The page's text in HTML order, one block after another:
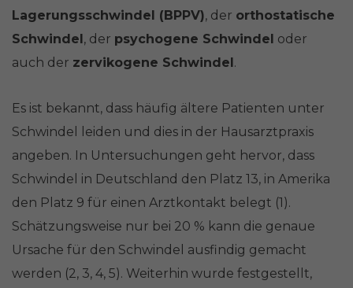
Lagerungsschwindel (BPPV), der orthostatische
Schwindel, der psychogene Schwindel oder
auch der zervikogene Schwindel.
Es ist bekannt, dass häufig ältere Patienten unter
Schwindel leiden und dies in der Hausarztpraxis
angeben. In Untersuchungen geht hervor, dass
Schwindel in Deutschland den Platz 13, in Amerika
den Platz 9 für einen Arztkontakt belegt (1).
Schätzungsweise nur bei 20 % kann die genaue
Ursache für den Schwindel ausfindig gemacht
werden (2, 3, 4, 5). Weiterhin wurde festgestellt,